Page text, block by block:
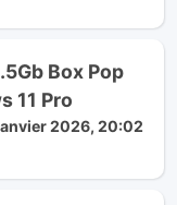
Box Pop
11 Pro
2026, 20:02